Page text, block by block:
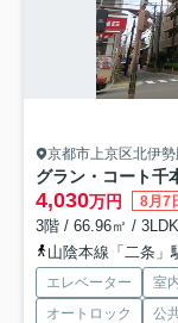
京都市上京区北伊
グラン・コート千
4,030万円 8月7
3階 / 66.96㎡ /
山陰本線「二条」
エレベーター 室
オートロック
公